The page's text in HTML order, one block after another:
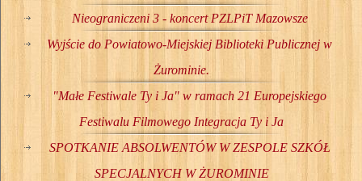
Nieograniczeni 3 - koncert PZLPiT Mazowsze
Wyjście do Powiatowo-Miejskiej Biblioteki Publicznej w
Żurominie.
"Małe Festiwale Ty i Ja" w ramach 21 Europejskiego
Festiwalu Filmowego Integracja Ty i Ja
SPOTKANIE ABSOLWENTÓW W ZESPOLE SZKÓŁ
SPECJALNYCH W ŻUROMINIE